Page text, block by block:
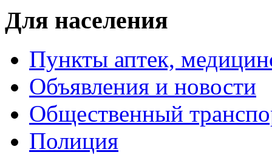
Для населения
Пункты аптек,
Объявления и новости
Общественный
Полиция